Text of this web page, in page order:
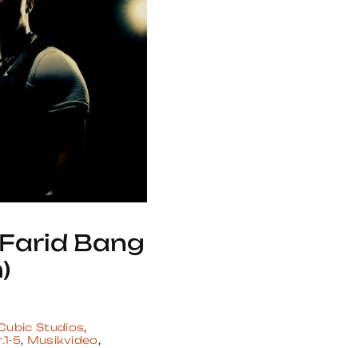
Bang
Studios,
5, Musikvideo,